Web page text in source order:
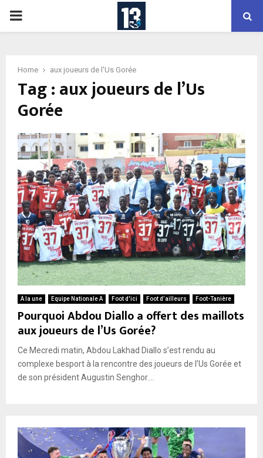
PRIMARY
Home aux joueurs de l'Us Gorée
Tag : aux joueurs de l’Us
Gorée
A la une Equipe Nationale A Foot d'ici Foot d’ailleurs Foot-Tanière
Pourquoi Abdou Diallo a offert des maillots
aux joueurs de l’Us Gorée?
Ce Mecredi matin, Abdou Lakhad Diallo s’est rendu au
complexe besport à la rencontre des joueurs de l’Us Gorée et
de son président Augustin Senghor....